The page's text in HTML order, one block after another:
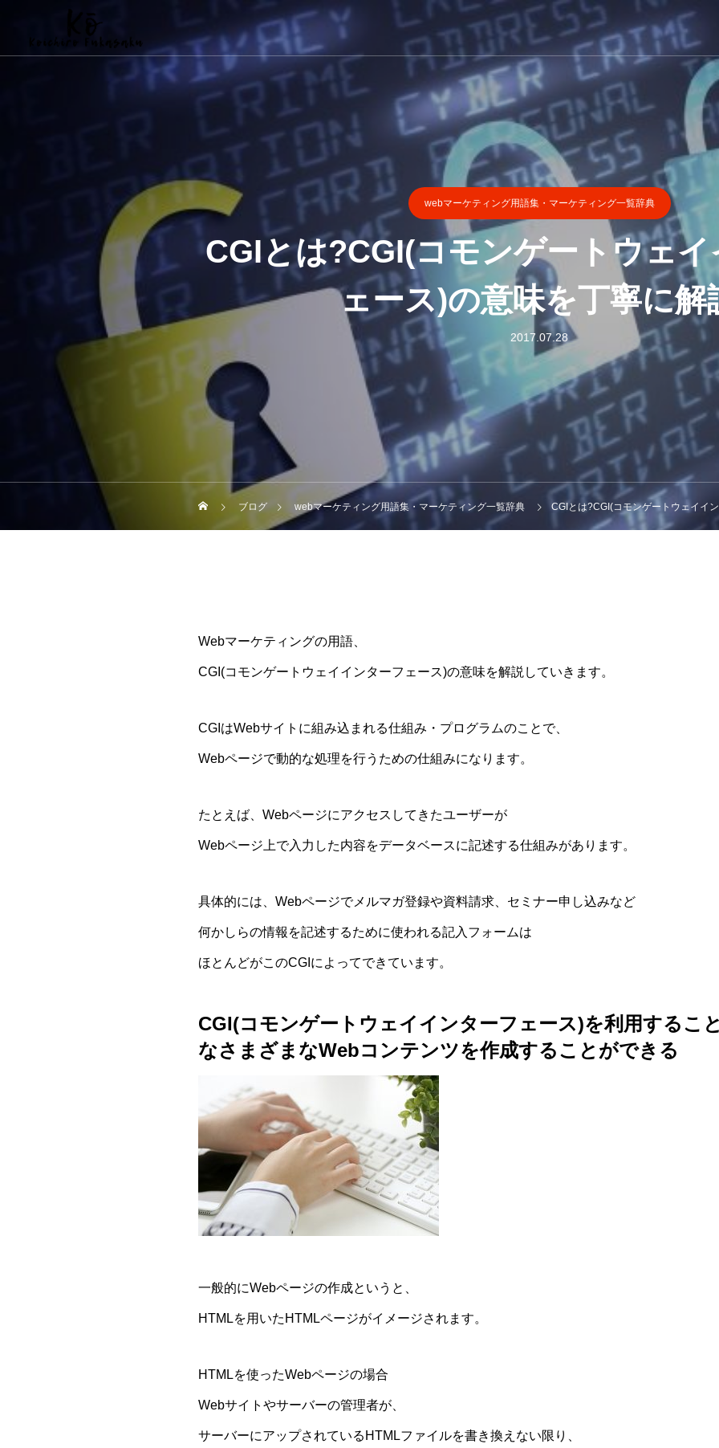
webマーケティング用語集・マーケティング一覧辞典
CGIとは?CGI(コモンゲートウェ
ェース)の意味を丁寧に解
2017.07.28
ブログ webマーケティング用語集・マーケティング一覧辞典 CGIとは?CGI(コモンゲートウェイイ
Webマーケティングの用語、
CGI(コモンゲートウェイインターフェース)の意味を解説していきます。
CGIはWebサイトに組み込まれる仕組み・プログラムのことで、
Webページで動的な処理を行うための仕組みになります。
たとえば、Webページにアクセスしてきたユーザーが
Webページ上で入力した内容をデータベースに記述する仕組みがあります。
具体的には、Webページでメルマガ登録や資料請求、セミナー申し込みなど
何かしらの情報を記述するために使われる記入フォームは
ほとんどがこのCGIによってできています。
CGI(コモンゲートウェイインターフェース)を利用するこ
なさまざまなWebコンテンツを作成することができる
一般的にWebページの作成というと、
HTMLを用いたHTMLページがイメージされます。
HTMLを使ったWebページの場合
Webサイトやサーバーの管理者が、
サーバーにアップされているHTMLファイルを書き換えない限り、